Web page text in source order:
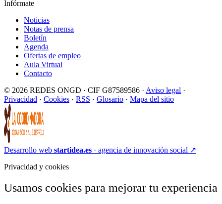
Infórmate
Noticias
Notas de prensa
Boletín
Agenda
Ofertas de empleo
Aula Virtual
Contacto
© 2026 REDES ONGD · CIF G87589586 · Aviso legal ·
Privacidad · Cookies · RSS · Glosario · Mapa del sitio
Desarrollo web startidea.es · agencia de innovación social ↗
Privacidad y cookies
Usamos cookies para mejorar tu experiencia